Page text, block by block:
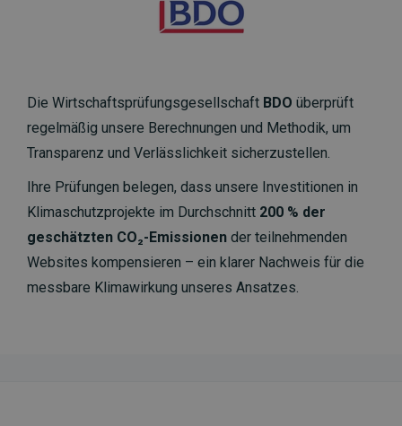
Die Wirtschaftsprüfungsgesellschaft BDO überprüft
regelmäßig unsere Berechnungen und Methodik, um
Transparenz und Verlässlichkeit sicherzustellen.
Ihre Prüfungen belegen, dass unsere Investitionen in
Klimaschutzprojekte im Durchschnitt 200 % der
geschätzten CO₂-Emissionen der teilnehmenden
Websites kompensieren – ein klarer Nachweis für die
messbare Klimawirkung unseres Ansatzes.